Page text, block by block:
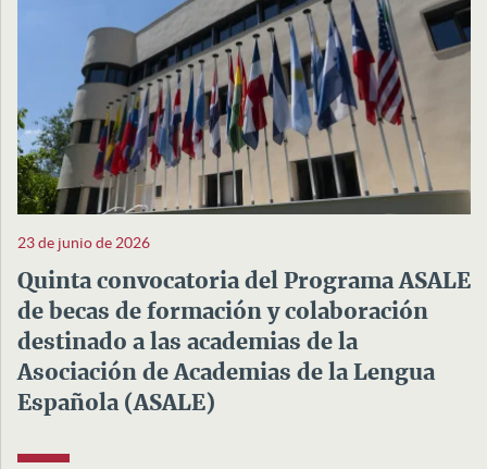
23 de junio de 2026
Quinta convocatoria del Programa ASALE
de becas de formación y colaboración
destinado a las academias de la
Asociación de Academias de la Lengua
Española (ASALE)